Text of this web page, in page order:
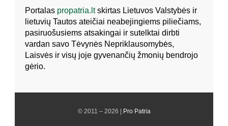
Portalas propatria.ltskirtas Lietuvos Valstybės ir
lietuvių Tautos ateičiai neabejingiems piliečiams,
pasiruošusiems atsakingai ir sutelktai dirbti
vardan savo Tėvynės Nepriklausomybės,
Laisvės ir visų joje gyvenančių žmonių bendrojo
gėrio.
© 2011 – 2026 | Pro Patria